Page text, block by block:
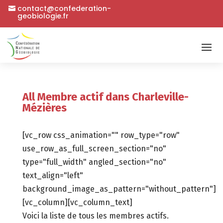
contact@confederation-
geobiologie.fr
All Membre actif dans Charleville-
Mézières
[vc_row css_animation="" row_type="row"
use_row_as_full_screen_section="no"
type="full_width" angled_section="no"
text_align="left"
background_image_as_pattern="without_pattern"]
[vc_column][vc_column_text]
Voici la liste de tous les membres actifs.